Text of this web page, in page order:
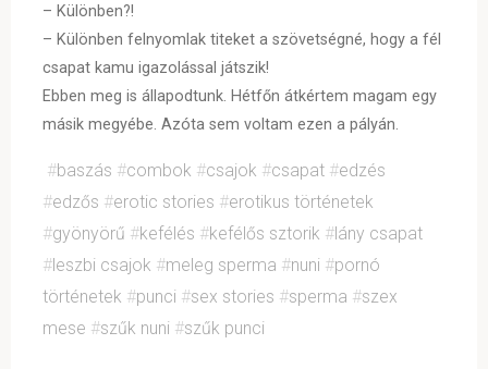
– Különben?!
– Különben felnyomlak titeket a szövetségné, hogy a fél
csapat kamu igazolással játszik!
Ebben meg is állapodtunk. Hétfőn átkértem magam egy
másik megyébe. Azóta sem voltam ezen a pályán.
#baszás #combok #csajok #csapat #edzés
#edzős #erotic stories #erotikus történetek
#gyönyörű #kefélés #kefélős sztorik #lány csapat
#leszbi csajok #meleg sperma #nuni #pornó
történetek #punci #sex stories #sperma #szex
mese #szűk nuni #szűk punci